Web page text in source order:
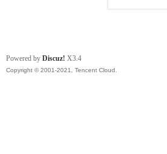
Powered by Discuz! X3.4
Copyright © 2001-2021, Tencent Cloud.